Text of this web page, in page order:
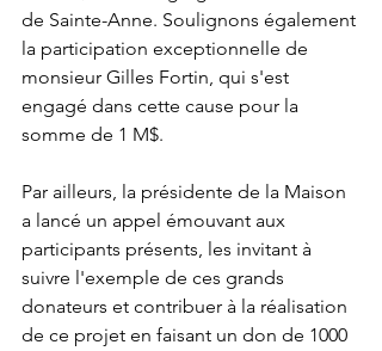
de Sainte-Anne. Soulignons également
la participation exceptionnelle de
monsieur Gilles Fortin, qui s'est
engagé dans cette cause pour la
somme de 1 M$.
Par ailleurs, la présidente de la Maison
a lancé un appel émouvant aux
participants présents, les invitant à
suivre l'exemple de ces grands
donateurs et contribuer à la réalisation
de ce projet en faisant un don de 1000